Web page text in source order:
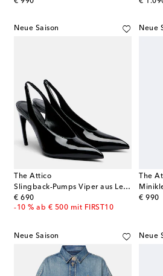
Neue Saison
The Attico
Slingback-Pumps Viper aus Leder
€ 690
original price
-10 % ab € 500 mit FIRST10
Neue
The
€ 990
Neue Saison Neue